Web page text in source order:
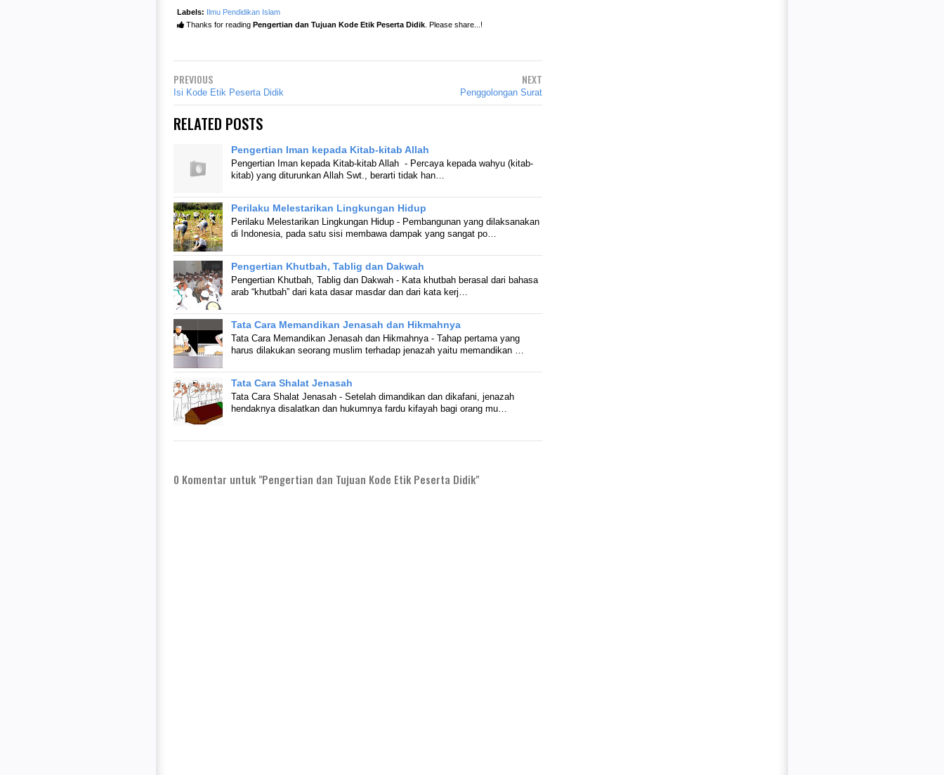
Labels:
Ilmu Pendidikan Islam
Thanks for reading Pengertian dan Tujuan Kode Etik Peserta Didik . Please share...!
PREVIOUS
Isi Kode Etik Peserta Didik
NEXT
Penggolongan Surat
RELATED POSTS
Pengertian Iman kepada Kitab-kitab Allah
Pengertian Iman kepada Kitab-kitab Allah - Percaya kepada wahyu (kitab-
kitab) yang diturunkan Allah Swt., berarti tidak han…
Perilaku Melestarikan Lingkungan Hidup
Perilaku Melestarikan Lingkungan Hidup - Pembangunan yang dilaksanakan
di Indonesia, pada satu sisi membawa dampak yang sangat po…
Pengertian Khutbah, Tablig dan Dakwah
Pengertian Khutbah, Tablig dan Dakwah - Kata khutbah berasal dari bahasa
arab “khutbah” dari kata dasar masdar dan dari kata kerj…
Tata Cara Memandikan Jenasah dan Hikmahnya
Tata Cara Memandikan Jenasah dan Hikmahnya - Tahap pertama yang
harus dilakukan seorang muslim terhadap jenazah yaitu memandikan …
Tata Cara Shalat Jenasah
Tata Cara Shalat Jenasah - Setelah dimandikan dan dikafani, jenazah
hendaknya disalatkan dan hukumnya fardu kifayah bagi orang mu…
0 Komentar untuk "Pengertian dan Tujuan Kode Etik Peserta Didik"